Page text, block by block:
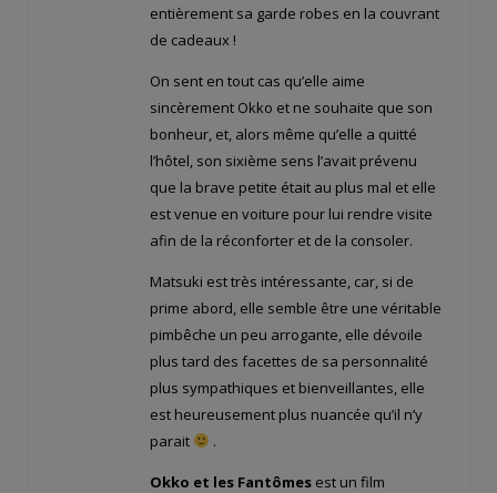
entièrement sa garde robes en la couvrant
de cadeaux !
On sent en tout cas qu’elle aime
sincèrement Okko et ne souhaite que son
bonheur, et, alors même qu’elle a quitté
l’hôtel, son sixième sens l’avait prévenu
que la brave petite était au plus mal et elle
est venue en voiture pour lui rendre visite
afin de la réconforter et de la consoler.
Matsuki est très intéressante, car, si de
prime abord, elle semble être une véritable
pimbêche un peu arrogante, elle dévoile
plus tard des facettes de sa personnalité
plus sympathiques et bienveillantes, elle
est heureusement plus nuancée qu’il n’y
parait
.
Okko et les Fantômes est un film